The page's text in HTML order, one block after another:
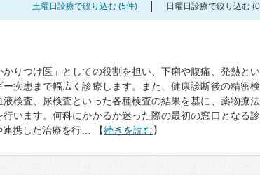
土曜日診療で絞り込む (5件) 日曜日診療で絞り込む
かりつけ医」としての役割を担い、下痢や腹痛、発熱と
ー疾患まで幅広く診療します。また、健康診断後の精密
液検査、尿検査といった各種検査の結果を基に、薬物療
行います。何科にかかるか迷った際の最初の窓口となる
連携した治療を行… 【続きを読む】